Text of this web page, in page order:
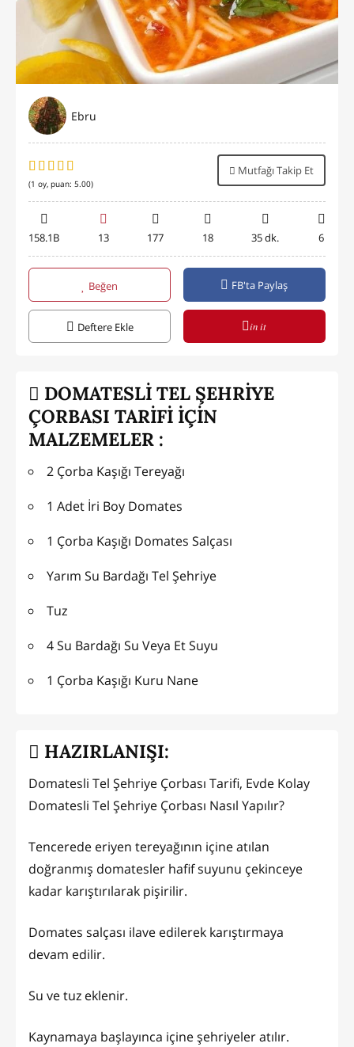
Ebru
(1 oy, puan: 5.00)
Mutfağı Takip Et
158.1B 13 177 18 35 dk. 6
Beğen FB'ta Paylaş
Deftere Ekle in it
DOMATESLİ TEL ŞEHRİYE
ÇORBASI TARİFİ İÇİN
MALZEMELER :
2 Çorba Kaşığı Tereyağı
1 Adet İri Boy Domates
1 Çorba Kaşığı Domates Salçası
Yarım Su Bardağı Tel Şehriye
Tuz
4 Su Bardağı Su Veya Et Suyu
1 Çorba Kaşığı Kuru Nane
HAZIRLANIŞI:
Domatesli Tel Şehriye Çorbası Tarifi, Evde Kolay
Domatesli Tel Şehriye Çorbası Nasıl Yapılır?
Tencerede eriyen tereyağının içine atılan
doğranmış domatesler hafif suyunu çekinceye
kadar karıştırılarak pişirilir.
Domates salçası ilave edilerek karıştırmaya
devam edilir.
Su ve tuz eklenir.
Kaynamaya başlayınca içine şehriyeler atılır.